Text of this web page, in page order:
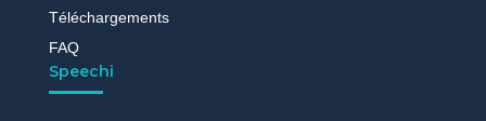
Téléchargements
FAQ
Speechi